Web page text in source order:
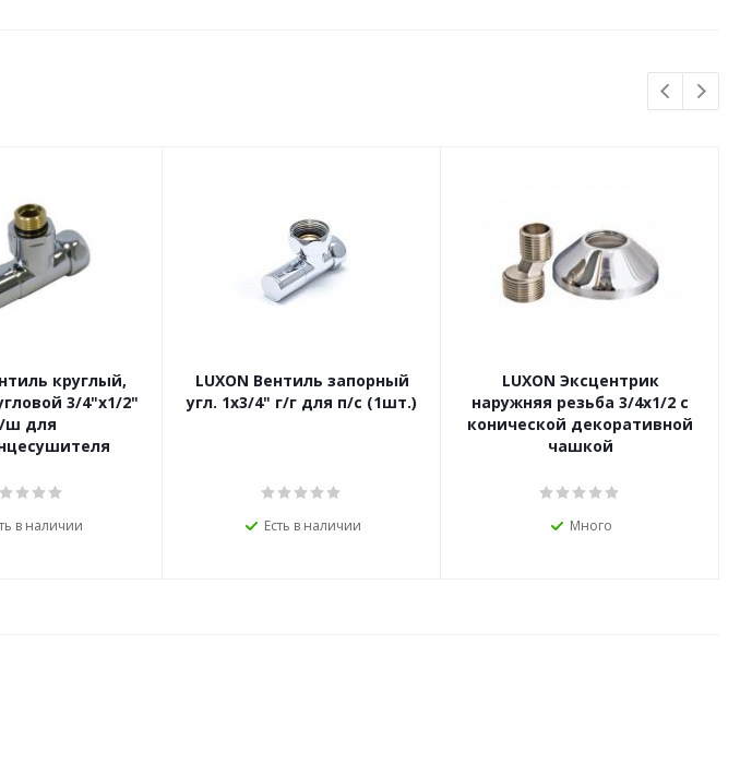
круглый,
3/4"х1/2"
ш для
в наличии
LUXON Вентиль запорный
угл. 1х3/4" г/г для п/с (1шт.)
Есть в наличии
LUXON Эксцентрик
наружняя резьба 3/4х1/2 с
конической декоративной
чашкой
Много